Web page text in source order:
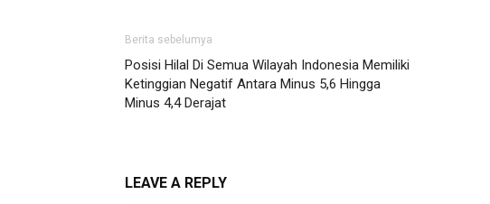
Berita sebelumya
Posisi Hilal Di Semua Wilayah Indonesia Memiliki
Ketinggian Negatif Antara Minus 5,6 Hingga
Minus 4,4 Derajat
LEAVE A REPLY